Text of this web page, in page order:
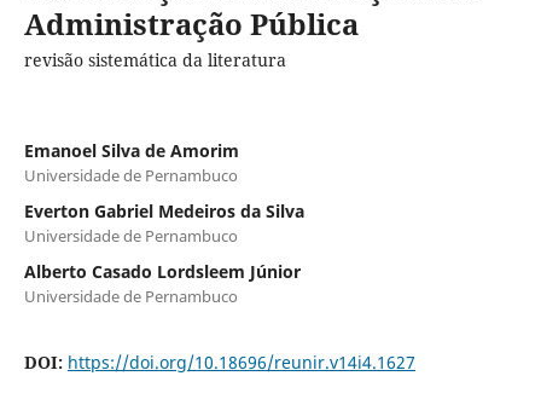
Administração Pública
revisão sistemática da literatura
Emanoel Silva de Amorim
Universidade de Pernambuco
Everton Gabriel Medeiros da Silva
Universidade de Pernambuco
Alberto Casado Lordsleem Júnior
Universidade de Pernambuco
DOI: https://doi.org/10.18696/reunir.v14i4.1627